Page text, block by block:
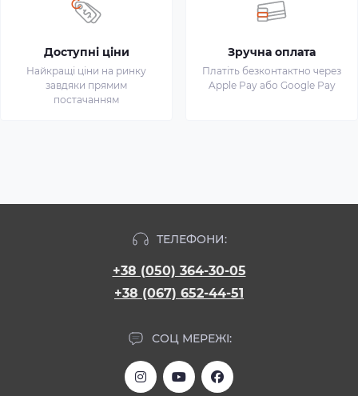
Доступні ціни
Найкращі ціни на ринку
завдяки прямим
постачанням
Зручна оплата
Платіть безконтактно через
Apple Pay або Google Pay
ТЕЛЕФОНИ:
+38 (050) 364-30-05
+38 (067) 652-44-51
СОЦ МЕРЕЖІ: